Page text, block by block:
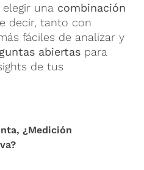
una combinación
decir, tanto con
fáciles de analizar y
abiertas para
de tus
¿Medición